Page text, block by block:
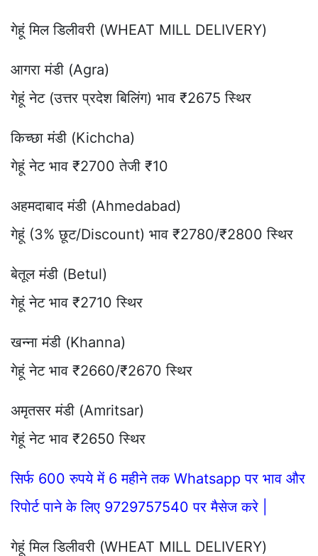
गेहूं मिल डिलीवरी (WHEAT MILL DELIVERY)
आगरा मंडी (Agra)
गेहूं नेट (उत्तर प्रदेश बिलिंग) भाव ₹2675 स्थिर
किच्छा मंडी (Kichcha)
गेहूं नेट भाव ₹2700 तेजी ₹10
अहमदाबाद मंडी (Ahmedabad)
गेहूं (3% छूट/Discount) भाव ₹2780/₹2800 स्थिर
बेतूल मंडी (Betul)
गेहूं नेट भाव ₹2710 स्थिर
खन्ना मंडी (Khanna)
गेहूं नेट भाव ₹2660/₹2670 स्थिर
अमृतसर मंडी (Amritsar)
गेहूं नेट भाव ₹2650 स्थिर
सिर्फ 600 रुपये में 6 महीने तक Whatsapp पर भाव और
रिपोर्ट पाने के लिए 9729757540 पर मैसेज करे |
गेहूं मिल डिलीवरी (WHEAT MILL DELIVERY)